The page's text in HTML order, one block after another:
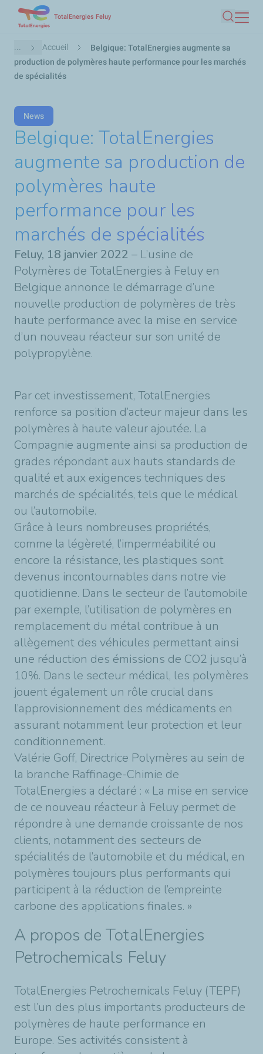
contenu
principal
TotalEnergies Feluy
Fil
d'Ariane
... Accueil
Belgique: TotalEnergies augmente sa
production de polymères haute performance pour les marchés
de spécialités
News
Belgique: TotalEnergies
augmente sa production de
polymères haute
performance pour les
marchés de spécialités
Feluy, 18 janvier 2022 – L’usine de
Polymères de TotalEnergies à Feluy en
Belgique annonce le démarrage d’une
nouvelle production de polymères de très
haute performance avec la mise en service
d’un nouveau réacteur sur son unité de
polypropylène.
Par cet investissement, TotalEnergies
renforce sa position d’acteur majeur dans les
polymères à haute valeur ajoutée. La
Compagnie augmente ainsi sa production de
grades répondant aux hauts standards de
qualité et aux exigences techniques des
marchés de spécialités, tels que le médical
ou l’automobile.
Grâce à leurs nombreuses propriétés,
comme la légèreté, l’imperméabilité ou
encore la résistance, les plastiques sont
devenus incontournables dans notre vie
quotidienne. Dans le secteur de l’automobile
par exemple, l’utilisation de polymères en
remplacement du métal contribue à un
allègement des véhicules permettant ainsi
une réduction des émissions de CO2 jusqu’à
10%. Dans le secteur médical, les polymères
jouent également un rôle crucial dans
l’approvisionnement des médicaments en
assurant notamment leur protection et leur
conditionnement.
Valérie Goff, Directrice Polymères au sein de
la branche Raffinage-Chimie de
TotalEnergies a déclaré : « La mise en service
de ce nouveau réacteur à Feluy permet de
répondre à une demande croissante de nos
clients, notamment des secteurs de
spécialités de l’automobile et du médical, en
polymères toujours plus performants qui
participent à la réduction de l’empreinte
carbone des applications finales. »
A propos de TotalEnergies
Petrochemicals Feluy
TotalEnergies Petrochemicals Feluy (TEPF)
est l’un des plus importants producteurs de
polymères de haute performance en
Europe. Ses activités consistent à